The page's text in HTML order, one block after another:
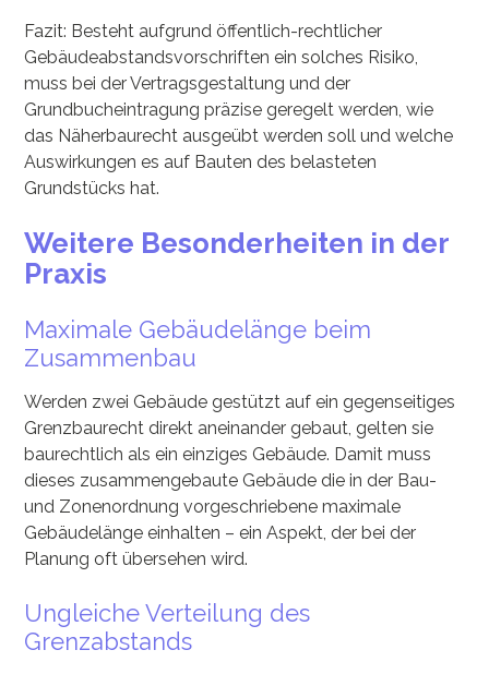
Fazit: Besteht aufgrund öffentlich-rechtlicher
Gebäudeabstandsvorschriften ein solches Risiko,
muss bei der Vertragsgestaltung und der
Grundbucheintragung präzise geregelt werden, wie
das Näherbaurecht ausgeübt werden soll und welche
Auswirkungen es auf Bauten des belasteten
Grundstücks hat.
Weitere Besonderheiten in der
Praxis
Maximale Gebäudelänge beim
Zusammenbau
Werden zwei Gebäude gestützt auf ein gegenseitiges
Grenzbaurecht direkt aneinander gebaut, gelten sie
baurechtlich als ein einziges Gebäude. Damit muss
dieses zusammengebaute Gebäude die in der Bau-
und Zonenordnung vorgeschriebene maximale
Gebäudelänge einhalten – ein Aspekt, der bei der
Planung oft übersehen wird.
Ungleiche Verteilung des
Grenzabstands